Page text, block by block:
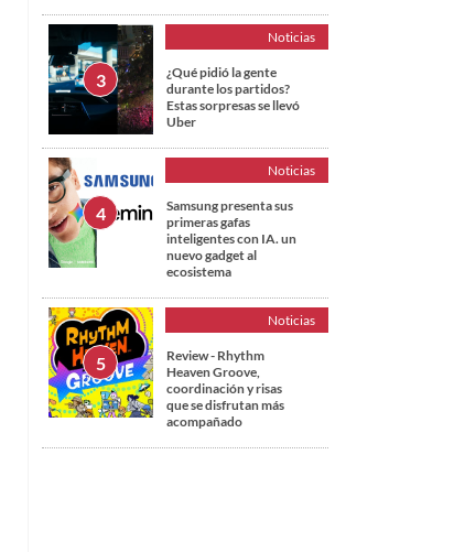
Noticias
¿Qué pidió la gente
durante los partidos?
Estas sorpresas se llevó
Uber
Noticias
Samsung presenta sus
primeras gafas
inteligentes con IA. un
nuevo gadget al
ecosistema
Noticias
Review - Rhythm
Heaven Groove,
coordinación y risas
que se disfrutan más
acompañado